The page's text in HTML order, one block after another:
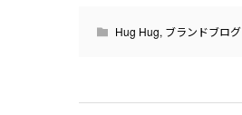
Hug Hug, ブランドブログ